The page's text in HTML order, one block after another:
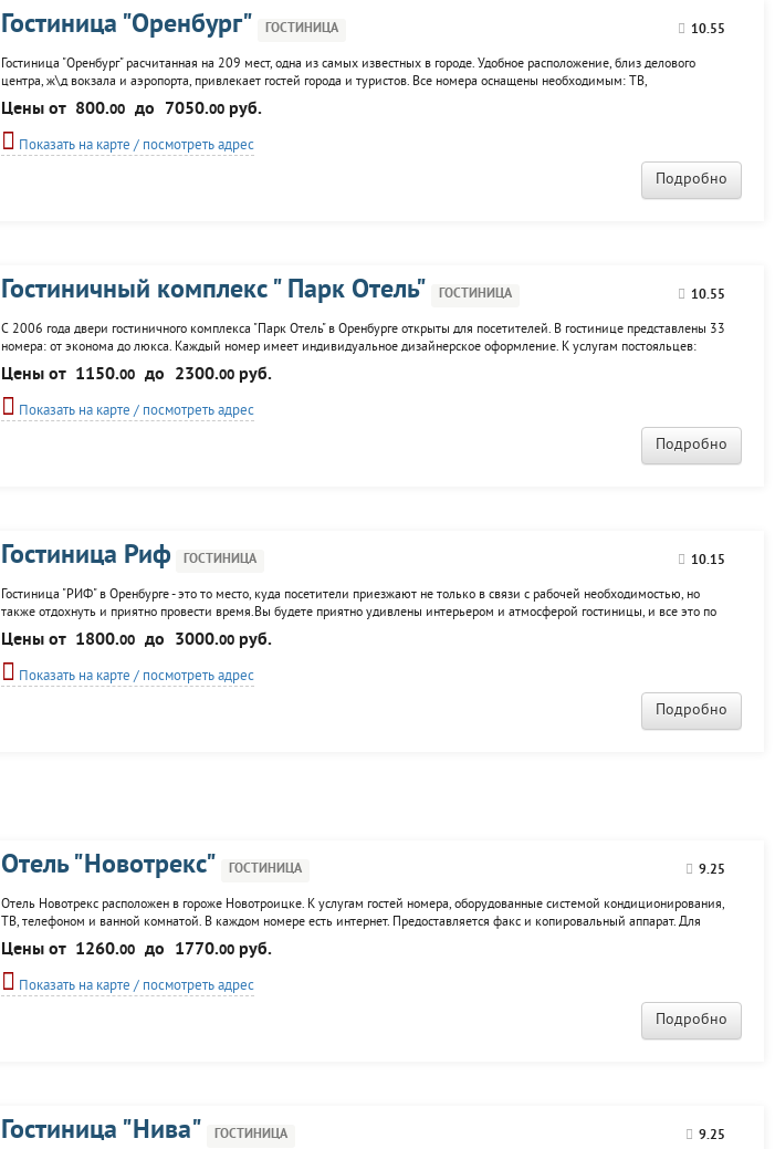
10.55
Гостиница "Оренбург" ГОСТИНИЦА
Гостиница "Оренбург" расчитанная на 209 мест, одна из самых известных в городе. Удобное расположение, близ делового
центра, ж\д вокзала и аэропорта, привлекает гостей города и туристов. Все номера оснащены необходимым: ТВ,
холодильниками, телефонами, с/у. При гостинице имеется ресторан. К услугам постояльцев: тренажерный зал,
парикмахерская, конференц-зал, переговорная комната...
Цены от 800.00 до 7050.00руб.
Показать на карте / посмотреть адрес
Подробно
10.55
Гостиничный комплекс " Парк Отель" ГОСТИНИЦА
С 2006 года двери гостиничного комплекса "Парк Отель" в Оренбурге открыты для посетителей. В гостинице представлены 33
номера: от эконома до люкса. Каждый номер имеет индивидуальное дизайнерское оформление. К услугам постояльцев:
столовая, кафе-бар, бильярд, сауна, солярий, массажный кабинет.
Цены от 1150.00 до 2300.00руб.
Показать на карте / посмотреть адрес
Подробно
10.15
Гостиница Риф ГОСТИНИЦА
Гостиница "РИФ" в Оренбурге - это то место, куда посетители приезжают не только в связи с рабочей необходимостью, но
также отдохнуть и приятно провести время.Вы будете приятно удивлены интерьером и атмосферой гостиницы, и все это по
приемлемой цене! В гостинице "Риф" номера эконом, бизнес и премиум класса. Все они оснащены кабельным TV, бесплатным
WI–FI, телефоном, кондиционером,
Цены от 1800.00 до 3000.00руб.
Показать на карте / посмотреть адрес
Подробно
9.25
Отель "Новотрекс" ГОСТИНИЦА
Отель Новотрекс расположен в гороже Новотроицке. К услугам гостей номера, оборудованные системой кондиционирования,
ТВ, телефоном и ванной комнатой. В каждом номере есть интернет. Предоставляется факс и копировальный аппарат. Для
проведения конференций или деловых встреч предоставляется конференц-зал. На территории гостиницы есть бар, ресторан,
бильярдная.
Цены от 1260.00 до 1770.00руб.
Показать на карте / посмотреть адрес
Подробно
9.25
Гостиница "Нива" ГОСТИНИЦА